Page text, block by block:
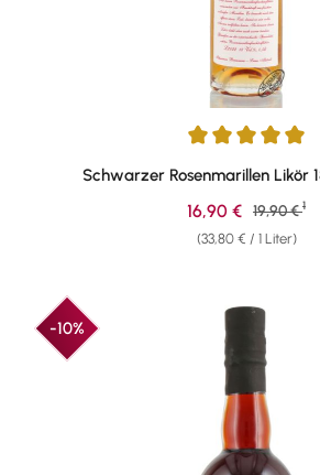
Durchschnittliche Bewertung von 5
Schwarzer Rosenmarillen Likör
(33,80 € / 1 Liter)
16,90 € Regulärer
19,90 € 1
-10%